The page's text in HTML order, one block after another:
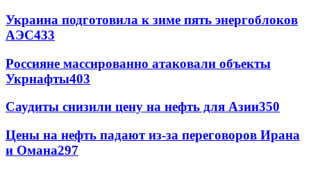
Украина подготовила к зиме пять энергоблоков
АЭС433
Россияне массированно атаковали объекты
Укрнафты403
Саудиты снизили цену на нефть для Азии350
Цены на нефть падают из-за переговоров Ирана
и Омана297